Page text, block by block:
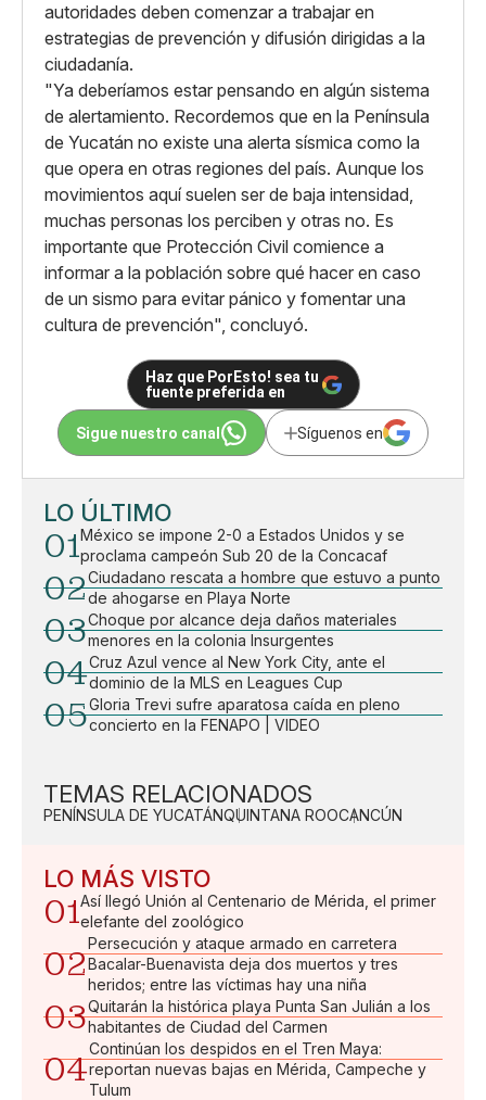
autoridades deben comenzar a trabajar en
estrategias de prevención y difusión dirigidas a la
ciudadanía.
"Ya deberíamos estar pensando en algún sistema
de alertamiento. Recordemos que en la Península
de Yucatán no existe una alerta sísmica como la
que opera en otras regiones del país. Aunque los
movimientos aquí suelen ser de baja intensidad,
muchas personas los perciben y otras no. Es
importante que Protección Civil comience a
informar a la población sobre qué hacer en caso
de un sismo para evitar pánico y fomentar una
cultura de prevención", concluyó.
Haz que PorEsto! sea tu
fuente preferida en
Sigue nuestro canal Síguenos en
LO ÚLTIMO
01México se impone 2-0 a Estados Unidos y se
proclama campeón Sub 20 de la Concacaf
02Ciudadano rescata a hombre que estuvo a punto
de ahogarse en Playa Norte
03Choque por alcance deja daños materiales
menores en la colonia Insurgentes
04Cruz Azul vence al New York City, ante el
dominio de la MLS en Leagues Cup
05Gloria Trevi sufre aparatosa caída en pleno
concierto en la FENAPO | VIDEO
TEMAS RELACIONADOS
PENÍNSULA DE YUCATÁNQUINTANA ROOCANCÚN
LO MÁS VISTO
01Así llegó Unión al Centenario de Mérida, el primer
elefante del zoológico
02
Persecución y ataque armado en carretera
Bacalar-Buenavista deja dos muertos y tres
heridos; entre las víctimas hay una niña
03Quitarán la histórica playa Punta San Julián a los
habitantes de Ciudad del Carmen
04
Continúan los despidos en el Tren Maya:
reportan nuevas bajas en Mérida, Campeche y
Tulum